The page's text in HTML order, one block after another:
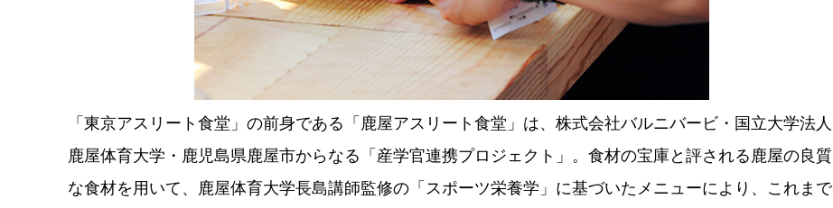
「東京アスリート食堂」の前身である「鹿屋アスリート食堂」は、株式会社バルニバービ・国立大学法人
鹿屋体育大学・鹿児島県鹿屋市からなる「産学官連携プロジェクト」。食材の宝庫と評される鹿屋の良質
な食材を用いて、鹿屋体育大学長島講師監修の「スポーツ栄養学」に基づいたメニューにより、これまで